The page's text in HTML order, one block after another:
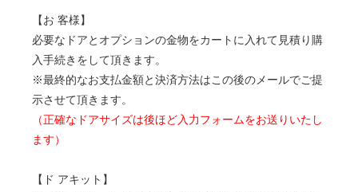
【お 客様】
必要なドアとオプションの金物をカートに入れて見積り購
入手続きをして頂きます。
※最終的なお支払金額と決済方法はこの後のメールでご提
示させて頂きます。
（正確なドアサイズは後ほど入力フォームをお送りいたし
ます）
【ド アキット】